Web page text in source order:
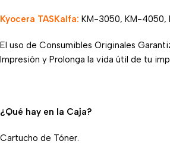
Kyocera TASKalfa: KM-3050, KM-4050,
El uso de Consumibles Originales
Impresión y Prolonga la vida útil de tu
¿Qué hay en la Caja?
Cartucho de Tóner.